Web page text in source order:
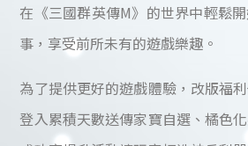
在《三國群英傳M》的世界中輕鬆
事，享受前所未有的遊戲樂趣。
為了提供更好的遊戲體驗，改版福
登入累積天數送傳家寶自選、橘色